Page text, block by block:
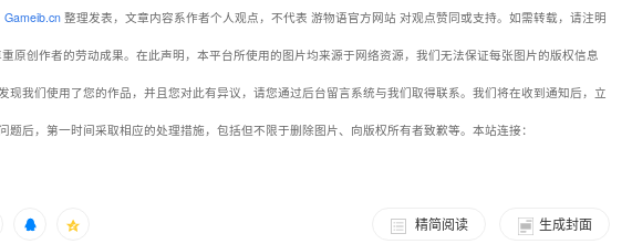
Gameib.cn 整理发表，文章内容系作者个人观点，不代表 游物语官方网站 对观点赞同或支持。如需转载，请注明
原创作者的劳动成果。在此声明，本平台所使用的图片均来源于网络资源，我们无法保证每张图片的版权信息
现我们使用了您的作品，并且您对此有异议，请您通过后台留言系统与我们取得联系。我们将在收到通知后，立
题后，第一时间采取相应的处理措施，包括但不限于删除图片、向版权所有者致歉等。本站连接：
生成封面
精简阅读